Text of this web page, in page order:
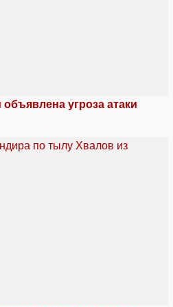
угроза атаки